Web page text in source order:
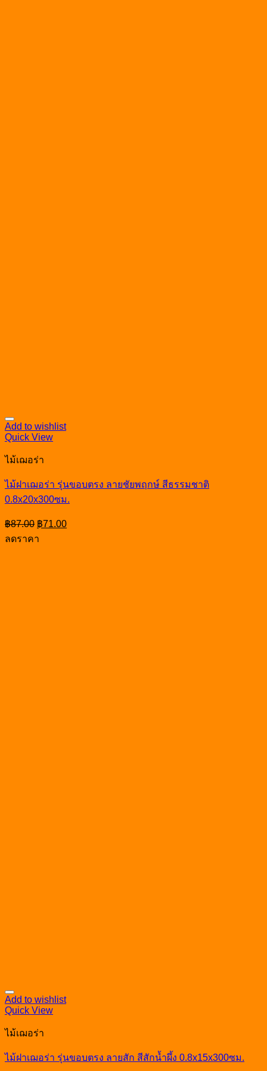
Add to wishlist
Quick View
ไม้เฌอร่า
ไม้ฝาเฌอร่า รุ่นขอบตรง ลายชัยพฤกษ์ สีธรรมชาติ
0.8x20x300ซม.
฿87.00 Original
price
was:
฿71.00Current
price
ลดราคา
Add to wishlist
Quick View
ไม้เฌอร่า
ไม้ฝาเฌอร่า รุ่นขอบตรง ลายสัก สีสักน้ำผึ้ง 0.8x15x300ซม.